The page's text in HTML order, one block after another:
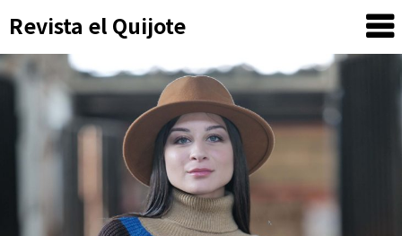
to
content
Revista el Quijote